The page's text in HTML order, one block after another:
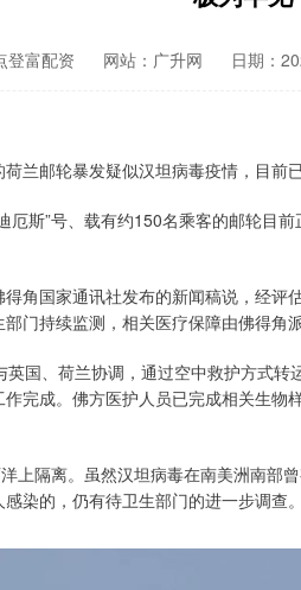
登富配资 网站：广升网 日期：
兰邮轮暴发疑似汉坦病毒疫情，目前
厄斯”号、载有约150名乘客的邮轮目
角国家通讯社发布的新闻稿说，经
门持续监测，相关医疗保障由佛得角
国、荷兰协调，通过空中救护方式
完成。佛方医护人员已完成相关生
上隔离。虽然汉坦病毒在南美洲南
染的，仍有待卫生部门的进一步调查。